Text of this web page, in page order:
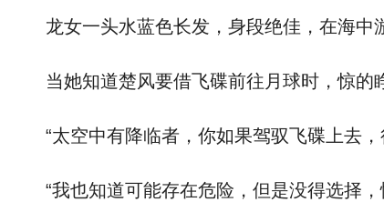
龙女一头水蓝色长发，身段绝佳，在海中
当她知道楚风要借飞碟前往月球时，惊的睁
“太空中有降临者，你如果驾驭飞碟上去，
“我也知道可能存在危险，但是没得选择，